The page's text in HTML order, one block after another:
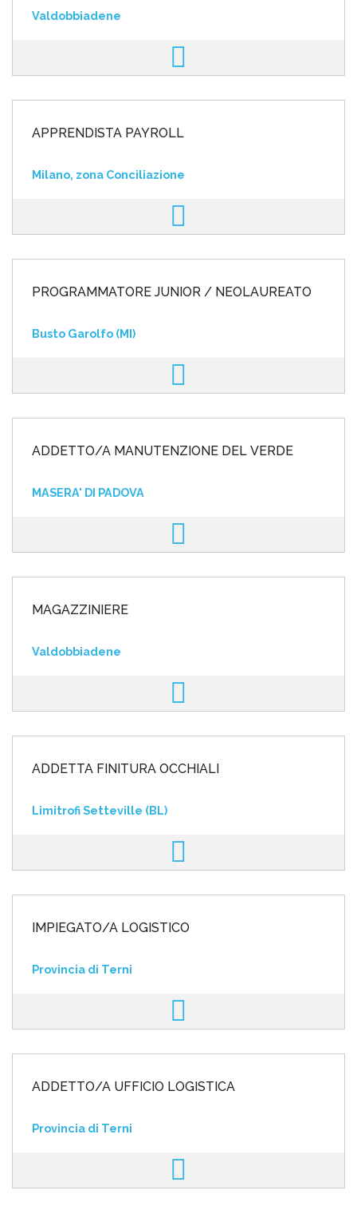
Valdobbiadene
APPRENDISTA PAYROLL
Milano, zona Conciliazione
PROGRAMMATORE JUNIOR / NEOLAUREATO
Busto Garolfo (MI)
ADDETTO/A MANUTENZIONE DEL VERDE
MASERA' DI PADOVA
MAGAZZINIERE
Valdobbiadene
ADDETTA FINITURA OCCHIALI
Limitrofi Setteville (BL)
IMPIEGATO/A LOGISTICO
Provincia di Terni
ADDETTO/A UFFICIO LOGISTICA
Provincia di Terni